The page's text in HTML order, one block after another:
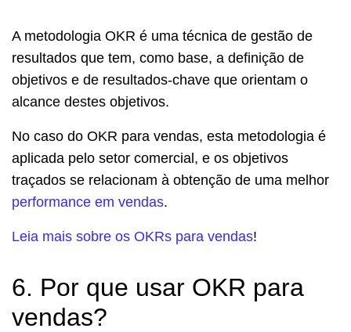
A metodologia OKR é uma técnica de gestão de
resultados que tem, como base, a definição de
objetivos e de resultados-chave que orientam o
alcance destes objetivos.
No caso do OKR para vendas, esta metodologia é
aplicada pelo setor comercial, e os objetivos
traçados se relacionam à obtenção de uma melhor
performance em vendas.
Leia mais sobre os OKRs para vendas!
6. Por que usar OKR para
vendas?